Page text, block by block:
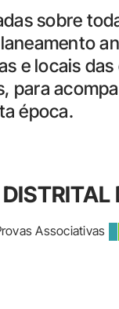
sobre
e locais
para
época.
Associativas